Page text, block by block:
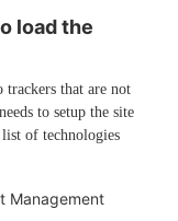
load the
that are not
to setup the site
of technologies
Management